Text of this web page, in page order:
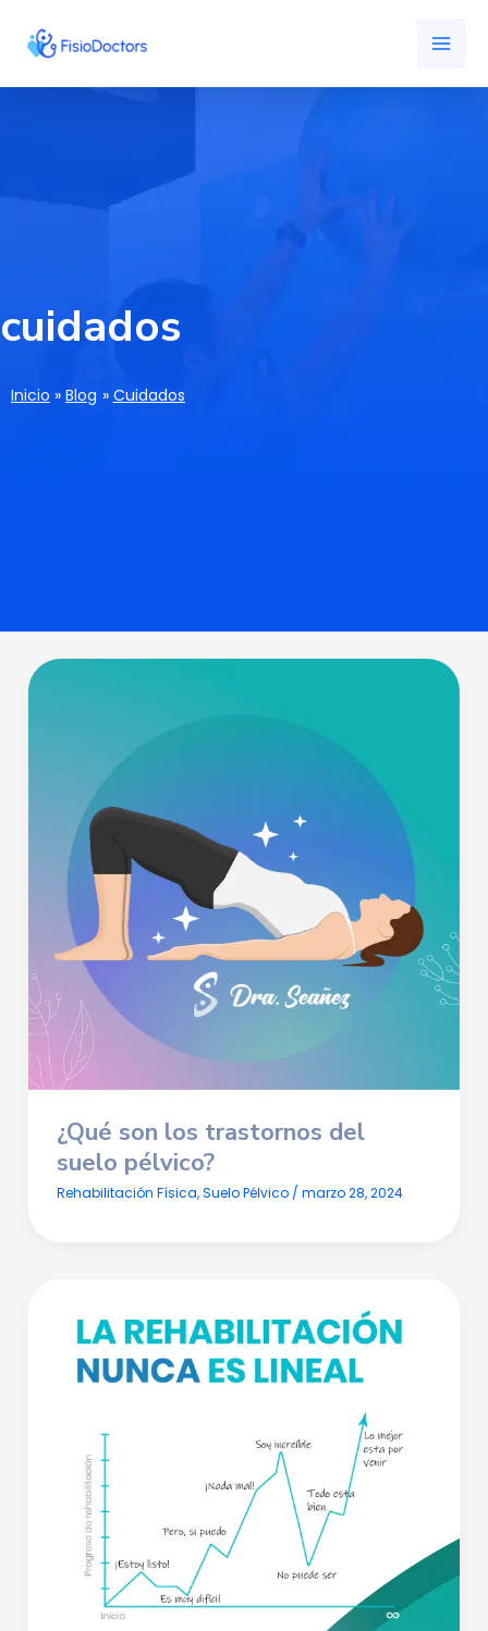
cuidados
Inicio Blog Cuidados
¿Qué son los trastornos del
suelo pélvico?
Rehabilitación Física,Suelo Pélvico/ marzo 28, 2024